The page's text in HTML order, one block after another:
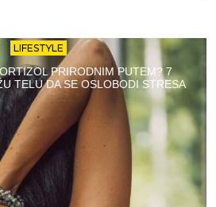
LIFESTYLE
PRIRODNIM PUTEM? 7
TELU DA SE OSLOBODI STRESA